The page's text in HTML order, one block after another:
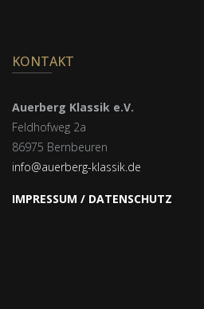
KONTAKT
Auerberg Klassik e.V.
Feldhofweg 2a
86975 Bernbeuren
info@auerberg-klassik.de
IMPRESSUM / DATENSCHUTZ